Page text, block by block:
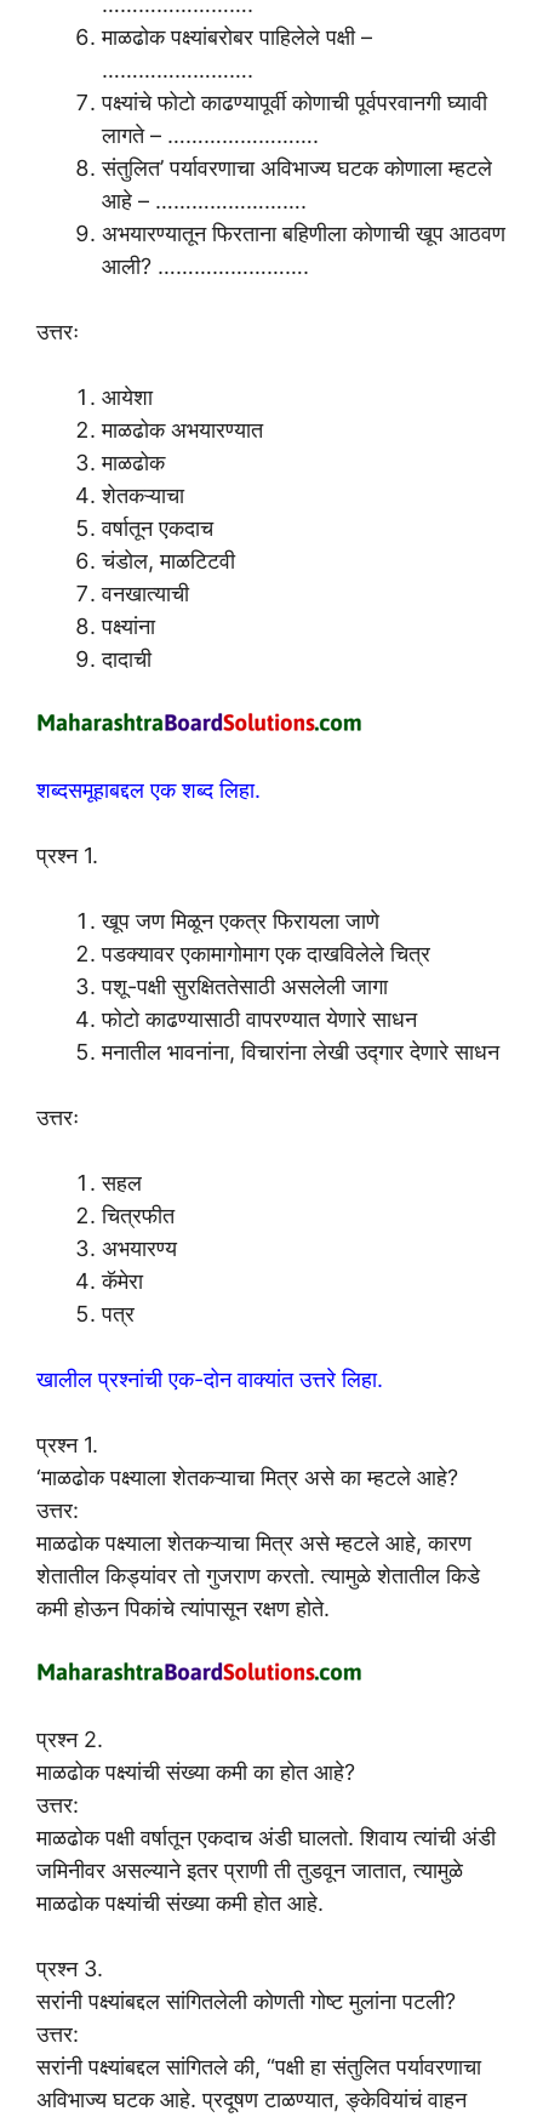
माळढोक पक्ष्यांबरोबर पाहिलेले पक्षी –
…………………….
पक्ष्यांचे फोटो काढण्यापूर्वी कोणाची पूर्वपरवानगी घ्यावी
लागते – …………………….
संतुलित’ पर्यावरणाचा अविभाज्य घटक कोणाला म्हटले
आहे – …………………….
अभयारण्यातून फिरताना बहिणीला कोणाची खूप आठवण
आली? …………………….
उत्तरः
आयेशा
माळढोक अभयारण्यात
माळढोक
शेतकऱ्याचा
वर्षातून एकदाच
चंडोल, माळटिटवी
वनखात्याची
पक्ष्यांना
दादाची
शब्दसमूहाबद्दल एक शब्द लिहा.
प्रश्न 1.
खूप जण मिळून एकत्र फिरायला जाणे
पडक्यावर एकामागोमाग एक दाखविलेले चित्र
पशू-पक्षी सुरक्षिततेसाठी असलेली जागा
फोटो काढण्यासाठी वापरण्यात येणारे साधन
मनातील भावनांना, विचारांना लेखी उद्गार देणारे साधन
उत्तरः
सहल
चित्रफीत
अभयारण्य
कॅमेरा
पत्र
खालील प्रश्नांची एक-दोन वाक्यांत उत्तरे लिहा.
प्रश्न 1.
‘माळढोक पक्ष्याला शेतकऱ्याचा मित्र असे का म्हटले आहे?
उत्तर:
माळढोक पक्ष्याला शेतकऱ्याचा मित्र असे म्हटले आहे, कारण
शेतातील किड्यांवर तो गुजराण करतो. त्यामुळे शेतातील किडे
कमी होऊन पिकांचे त्यांपासून रक्षण होते.
प्रश्न 2.
माळढोक पक्ष्यांची संख्या कमी का होत आहे?
उत्तर:
माळढोक पक्षी वर्षातून एकदाच अंडी घालतो. शिवाय त्यांची अंडी
जमिनीवर असल्याने इतर प्राणी ती तुडवून जातात, त्यामुळे
माळढोक पक्ष्यांची संख्या कमी होत आहे.
प्रश्न 3.
सरांनी पक्ष्यांबद्दल सांगितलेली कोणती गोष्ट मुलांना पटली?
उत्तर:
सरांनी पक्ष्यांबद्दल सांगितले की, “पक्षी हा संतुलित पर्यावरणाचा
अविभाज्य घटक आहे. प्रदूषण टाळण्यात, ङ्केवियांचं वाहन